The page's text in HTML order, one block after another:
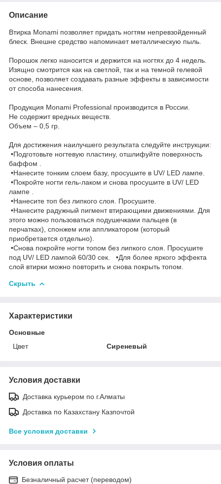
Описание
Втирка Monami позволяет придать ногтям непревзойденный
блеск. Внешне средство напоминает металлическую пыль.
Порошок легко наносится и держится на ногтях до 4 недель.
Изящно смотрится как на светлой, так и на темной гелевой
основе, позволяет создавать разные эффекты в зависимости
от способа нанесения.
Продукция Monami Professional производится в России.
Не содержит вредных веществ.
Объем – 0,5 гр.
Для достижения наилучшего результата следуйте инструкции:
•Подготовьте ногтевую пластину, отшлифуйте поверхность
баффом .
•Нанесите тонким слоем базу, просушите в UV/ LED лампе.
•Покройте ногти гель-лаком и снова просушите в UV/ LED
лампе .
•Нанесите топ без липкого слоя. Просушите.
•Нанесите радужный пигмент втирающими движениями. Для
этого можно пользоваться подушечками пальцев (в
перчатках), спонжем или аппликатором (который
приобретается отдельно).
•Снова покройте ногти топом без липкого слоя. Просушите
под UV/ LED лампой 60/30 сек. •Для более яркого эффекта
слой втирки можно повторить и снова покрыть топом.
Скрыть
Характеристики
Основные
Цвет
Сиреневый
Условия доставки
Доставка курьером по г.Алматы
Доставка по Казахстану Казпочтой
Все условия доставки
Условия оплаты
Безналичный расчет (переводом)